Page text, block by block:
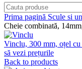
Prima pagină Scule si
Cheie combinată,
Vinclu, 300 mm, oțel
să vezi prețurile
Back to products